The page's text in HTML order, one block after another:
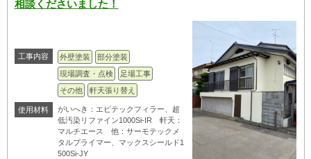
相談くださいました！
工事内容 外壁塗装
部分塗装
現場調査・点検
足場工事
その他
軒天張り替え
使用材料
がいへき：エピテックフィラー、超
低汚染リファイン1000Si-IR 軒天：
マルチエース 他：サーモテックメ
タルプライマー、マックスシールド1
500Si-JY